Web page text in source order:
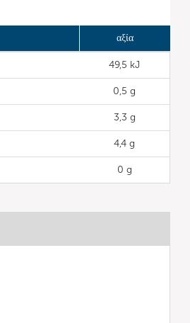
αξία
49,5 kJ
0,5 g
3,3 g
4,4 g
0 g